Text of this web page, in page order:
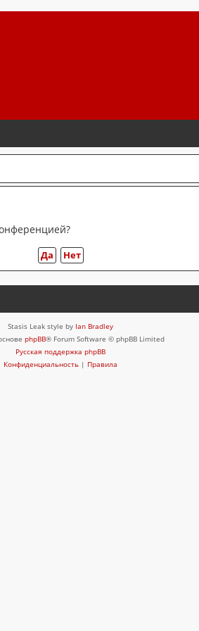
Stasis Leak style by Ian Bradley
phpBB® Forum Software © phpBB Limited
Русская поддержка phpBB
Конфиденциальность | Правила